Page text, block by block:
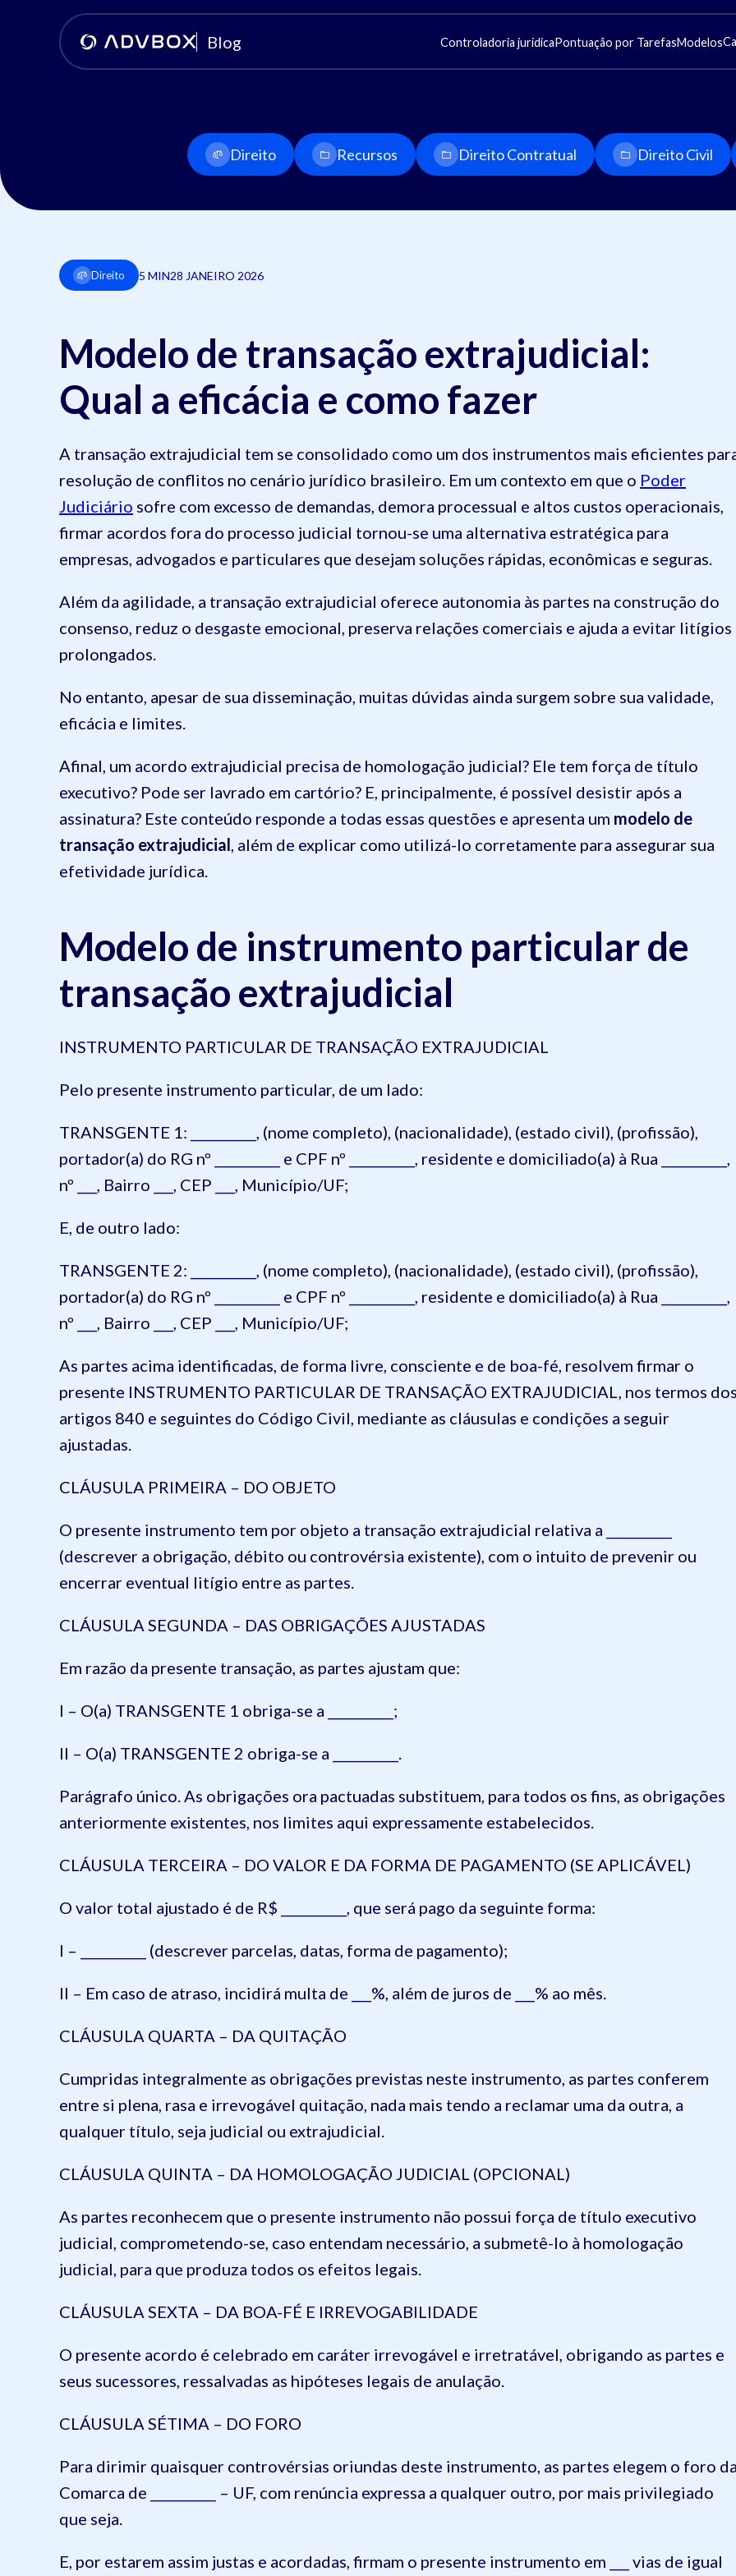
Blog Controladoria jurídicaPontuação por TarefasModelos
Direito Recursos Direito Contratual Direito Civil
Direito 5 MIN28 JANEIRO 2026
Modelo de transação extrajudicial:
Qual a eficácia e como fazer
A transação extrajudicial tem se consolidado como um dos instrumentos mais eficientes
resolução de conflitos no cenário jurídico brasileiro. Em um contexto em que o Poder
Judiciário sofre com excesso de demandas, demora processual e altos custos operacionais,
firmar acordos fora do processo judicial tornou-se uma alternativa estratégica para
empresas, advogados e particulares que desejam soluções rápidas, econômicas e seguras.
Além da agilidade, a transação extrajudicial oferece autonomia às partes na construção do
consenso, reduz o desgaste emocional, preserva relações comerciais e ajuda a evitar litígios
prolongados.
No entanto, apesar de sua disseminação, muitas dúvidas ainda surgem sobre sua validade,
eficácia e limites.
Afinal, um acordo extrajudicial precisa de homologação judicial? Ele tem força de título
executivo? Pode ser lavrado em cartório? E, principalmente, é possível desistir após a
assinatura? Este conteúdo responde a todas essas questões e apresenta um modelo de
transação extrajudicial, além de explicar como utilizá-lo corretamente para assegurar sua
efetividade jurídica.
Modelo de instrumento particular de
transação extrajudicial
INSTRUMENTO PARTICULAR DE TRANSAÇÃO EXTRAJUDICIAL
Pelo presente instrumento particular, de um lado:
TRANSGENTE 1: __________, (nome completo), (nacionalidade), (estado civil), (profissão),
portador(a) do RG nº __________ e CPF nº __________, residente e domiciliado(a) à Rua __________,
nº ___, Bairro ___, CEP ___, Município/UF;
E, de outro lado:
TRANSGENTE 2: __________, (nome completo), (nacionalidade), (estado civil), (profissão),
portador(a) do RG nº __________ e CPF nº __________, residente e domiciliado(a) à Rua __________,
nº ___, Bairro ___, CEP ___, Município/UF;
As partes acima identificadas, de forma livre, consciente e de boa-fé, resolvem firmar o
presente INSTRUMENTO PARTICULAR DE TRANSAÇÃO EXTRAJUDICIAL, nos termos
artigos 840 e seguintes do Código Civil, mediante as cláusulas e condições a seguir
ajustadas.
CLÁUSULA PRIMEIRA – DO OBJETO
O presente instrumento tem por objeto a transação extrajudicial relativa a __________
(descrever a obrigação, débito ou controvérsia existente), com o intuito de prevenir ou
encerrar eventual litígio entre as partes.
CLÁUSULA SEGUNDA – DAS OBRIGAÇÕES AJUSTADAS
Em razão da presente transação, as partes ajustam que:
I – O(a) TRANSGENTE 1 obriga-se a __________;
II – O(a) TRANSGENTE 2 obriga-se a __________.
Parágrafo único. As obrigações ora pactuadas substituem, para todos os fins, as obrigações
anteriormente existentes, nos limites aqui expressamente estabelecidos.
CLÁUSULA TERCEIRA – DO VALOR E DA FORMA DE PAGAMENTO (SE APLICÁVEL)
O valor total ajustado é de R$ __________, que será pago da seguinte forma:
I – __________ (descrever parcelas, datas, forma de pagamento);
II – Em caso de atraso, incidirá multa de ___%, além de juros de ___% ao mês.
CLÁUSULA QUARTA – DA QUITAÇÃO
Cumpridas integralmente as obrigações previstas neste instrumento, as partes conferem
entre si plena, rasa e irrevogável quitação, nada mais tendo a reclamar uma da outra, a
qualquer título, seja judicial ou extrajudicial.
CLÁUSULA QUINTA – DA HOMOLOGAÇÃO JUDICIAL (OPCIONAL)
As partes reconhecem que o presente instrumento não possui força de título executivo
judicial, comprometendo-se, caso entendam necessário, a submetê-lo à homologação
judicial, para que produza todos os efeitos legais.
CLÁUSULA SEXTA – DA BOA-FÉ E IRREVOGABILIDADE
O presente acordo é celebrado em caráter irrevogável e irretratável, obrigando as partes e
seus sucessores, ressalvadas as hipóteses legais de anulação.
CLÁUSULA SÉTIMA – DO FORO
Para dirimir quaisquer controvérsias oriundas deste instrumento, as partes elegem o foro
Comarca de __________ – UF, com renúncia expressa a qualquer outro, por mais privilegiado
que seja.
E, por estarem assim justas e acordadas, firmam o presente instrumento em ___ vias de igual